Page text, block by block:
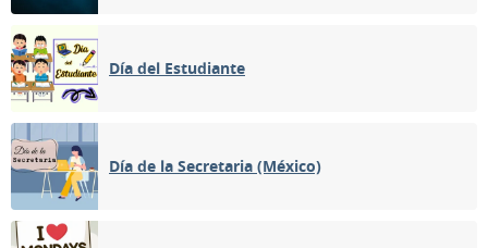
Día del Estudiante
Día de la Secretaria (México)